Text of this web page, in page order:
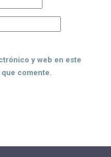
y web en este
comente.